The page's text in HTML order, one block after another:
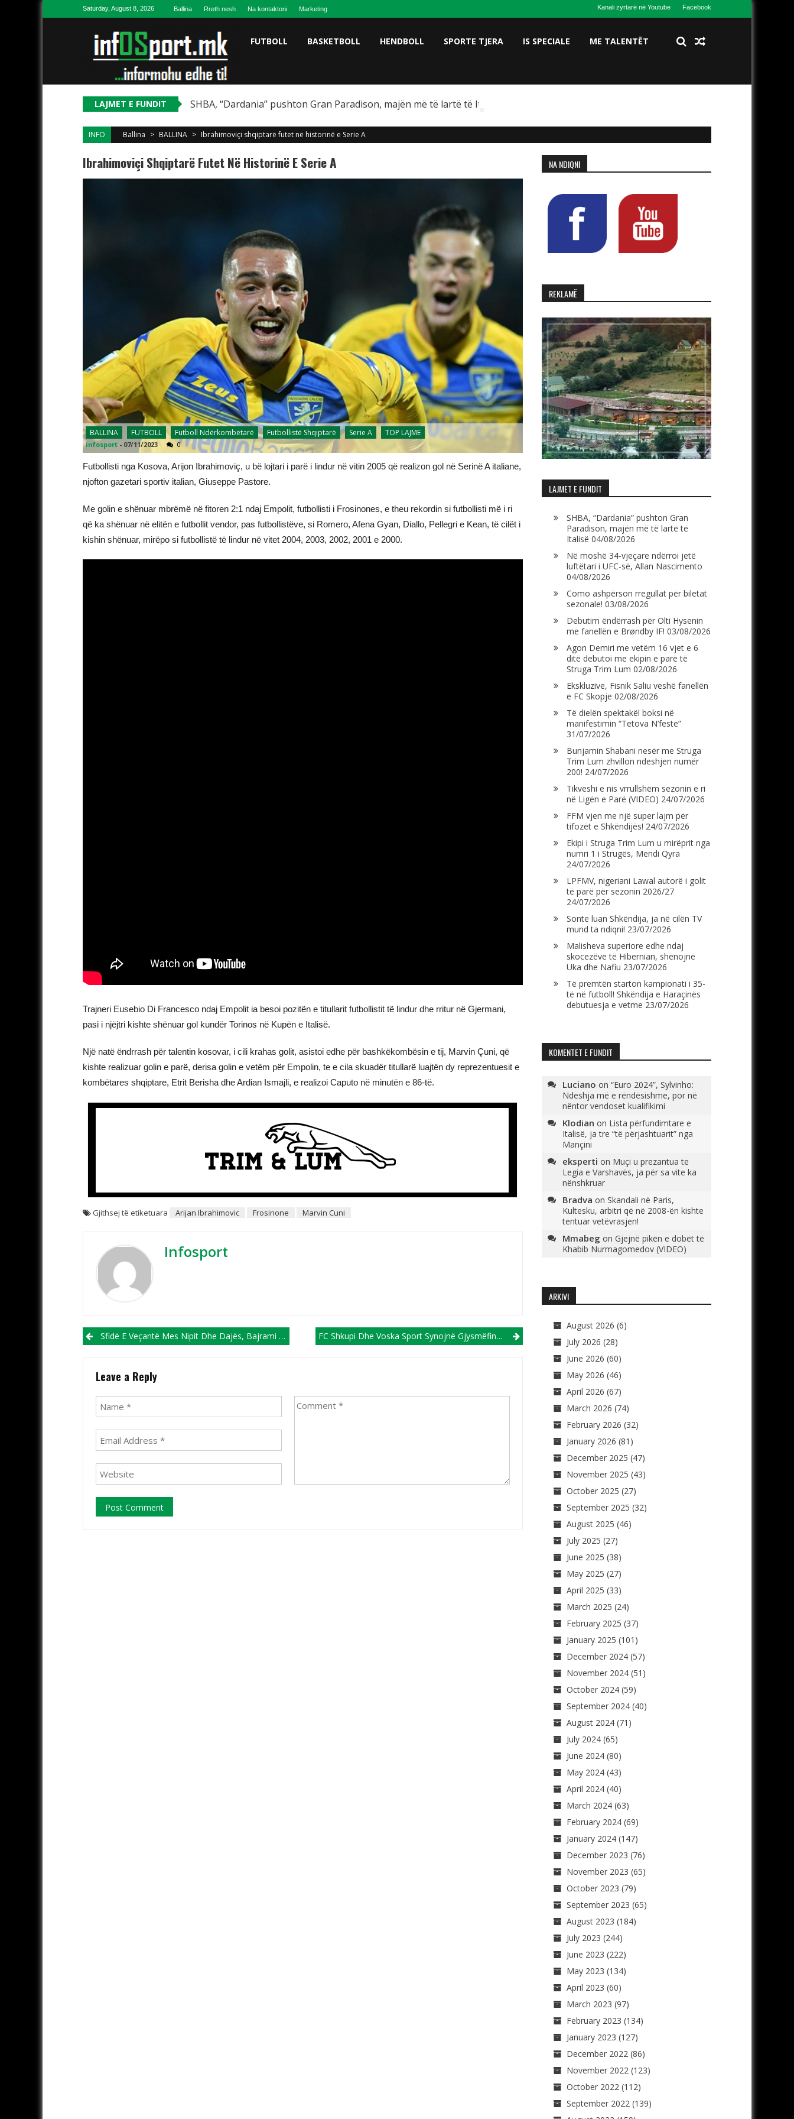
Skip to contentSaturday, August 8, 2026 Ballina Rreth nesh Na kontaktoni Marketing Kanali zyrtarë në Youtube Facebook
FUTBOLL BASKETBOLL HENDBOLL SPORTE TJERA IS SPECIALE ME TALENTËT
LAJMET E FUNDIT SHBA, “Dardania” pushton Gran Paradison, majën më të lartë të Italisë
INFO Ballina > BALLINA > Ibrahimoviçi shqiptarë futet në historinë e Serie A
Ibrahimoviçi Shqiptarë Futet Në Historinë E Serie A
BALLINA FUTBOLL Futboll Ndërkombëtarë Futbollistë Shqiptarë Serie A TOP LAJME
infosport - 07/11/2023 0
Futbollisti nga Kosova, Arijon Ibrahimoviç, u bë lojtari i parë i lindur në vitin 2005 që realizon gol në Serinë A italiane,
njofton gazetari sportiv italian, Giuseppe Pastore.
Me golin e shënuar mbrëmë në fitoren 2:1 ndaj Empolit, futbollisti i Frosinones, e theu rekordin si futbollisti më i ri
që ka shënuar në elitën e futbollit vendor, pas futbollistëve, si Romero, Afena Gyan, Diallo, Pellegri e Kean, të cilët i
kishin shënuar, mirëpo si futbollistë të lindur në vitet 2004, 2003, 2002, 2001 e 2000.
Trajneri Eusebio Di Francesco ndaj Empolit ia besoi pozitën e titullarit futbollistit të lindur dhe rritur në Gjermani,
pasi i njëjtri kishte shënuar gol kundër Torinos në Kupën e Italisë.
Një natë ëndrrash për talentin kosovar, i cili krahas golit, asistoi edhe për bashkëkombësin e tij, Marvin Çuni, që
kishte realizuar golin e parë, derisa golin e vetëm për Empolin, te e cila skuadër titullarë luajtën dy reprezentuesit e
kombëtares shqiptare, Etrit Berisha dhe Ardian Ismajli, e realizoi Caputo në minutën e 86-të.
Gjithsej të etiketuara Arijan Ibrahimovic Frosinone Marvin Cuni
Infosport
Post navigation
Sfidë E Veçantë Mes Nipit Dhe Dajës, Bajrami Mirëpret Rufatin Në Ohër! FC Shkupi Dhe Voska Sport Synojnë Gjysmëfinalet E Kupës
Leave a Reply
NA NDIQNI
REKLAMË
LAJMET E FUNDIT
SHBA, “Dardania” pushton Gran
Paradison, majën më të lartë të
Italisë 04/08/2026
Në moshë 34-vjeçare ndërroi jetë
luftëtari i UFC-së, Allan Nascimento
04/08/2026
Como ashpërson rregullat për biletat
sezonale! 03/08/2026
Debutim ëndërrash për Olti Hysenin
me fanellën e Brøndby IF! 03/08/2026
Agon Demiri me vetëm 16 vjet e 6
ditë debutoi me ekipin e parë të
Struga Trim Lum 02/08/2026
Ekskluzive, Fisnik Saliu veshë fanellën
e FC Skopje 02/08/2026
Të dielën spektakël boksi në
manifestimin “Tetova N’festë”
31/07/2026
Bunjamin Shabani nesër me Struga
Trim Lum zhvillon ndeshjen numër
200! 24/07/2026
Tikveshi e nis vrrullshëm sezonin e ri
në Ligën e Parë (VIDEO) 24/07/2026
FFM vjen me një super lajm për
tifozët e Shkëndijës! 24/07/2026
Ekipi i Struga Trim Lum u mirëprit nga
numri 1 i Strugës, Mendi Qyra
24/07/2026
LPFMV, nigeriani Lawal autorë i golit
të parë për sezonin 2026/27
24/07/2026
Sonte luan Shkëndija, ja në cilën TV
mund ta ndiqni! 23/07/2026
Malisheva superiore edhe ndaj
skocezëve të Hibernian, shënojnë
Uka dhe Nafiu 23/07/2026
Të premtën starton kampionati i 35-
të në futboll! Shkëndija e Haraçinës
debutuesja e vetme 23/07/2026
KOMENTET E FUNDIT
Luciano on “Euro 2024”, Sylvinho:
Ndeshja më e rëndësishme, por në
nëntor vendoset kualifikimi
Klodian on Lista përfundimtare e
Italisë, ja tre “të përjashtuarit” nga
Mançini
eksperti on Muçi u prezantua te
Legia e Varshavës, ja për sa vite ka
nënshkruar
Bradva on Skandali në Paris,
Kultesku, arbitri që në 2008-ën kishte
tentuar vetëvrasjen!
Mmabeg on Gjejnë pikën e dobët të
Khabib Nurmagomedov (VIDEO)
ARKIVI
August 2026 (6)
July 2026 (28)
June 2026 (60)
May 2026 (46)
April 2026 (67)
March 2026 (74)
February 2026 (32)
January 2026 (81)
December 2025 (47)
November 2025 (43)
October 2025 (27)
September 2025 (32)
August 2025 (46)
July 2025 (27)
June 2025 (38)
May 2025 (27)
April 2025 (33)
March 2025 (24)
February 2025 (37)
January 2025 (101)
December 2024(57)
November 2024(51)
October 2024(59)
September 2024(40)
August 2024(71)
July 2024(65)
June 2024(80)
May 2024(43)
April 2024(40)
March 2024(63)
February 2024(69)
January 2024(147)
December 2023 (76)
November 2023 (65)
October 2023 (79)
September 2023 (65)
August 2023 (184)
July 2023 (244)
June 2023 (222)
May 2023 (134)
April 2023 (60)
March 2023 (97)
February 2023 (134)
January 2023 (127)
December 2022(86)
November 2022(123)
October 2022(112)
September 2022(139)